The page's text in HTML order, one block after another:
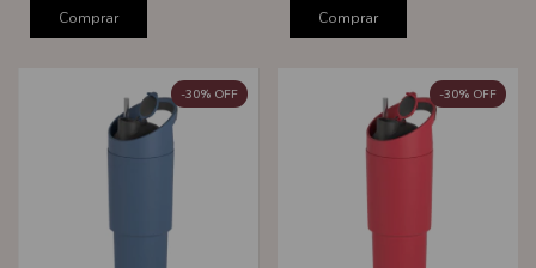
Comprar Comprar
-30% OFF -30% OFF